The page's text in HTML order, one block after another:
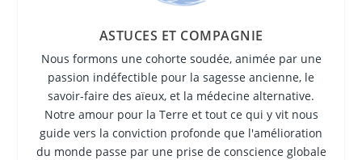
ASTUCES ET COMPAGNIE
Nous formons une cohorte soudée, animée par une
passion indéfectible pour la sagesse ancienne, le
savoir-faire des aïeux, et la médecine alternative.
Notre amour pour la Terre et tout ce qui y vit nous
guide vers la conviction profonde que l'amélioration
du monde passe par une prise de conscience globale